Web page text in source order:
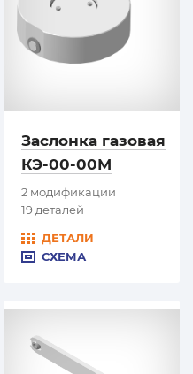
Заслонка газовая
КЭ-00-00М
2 модификации
19 деталей
ДЕТАЛИ
СХЕМА